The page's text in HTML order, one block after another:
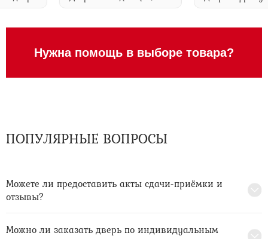
Нужна помощь в выборе товара?
ПОПУЛЯРНЫЕ ВОПРОСЫ
Можете ли предоставить акты сдачи-приёмки и
отзывы?
Можно ли заказать дверь по индивидуальным